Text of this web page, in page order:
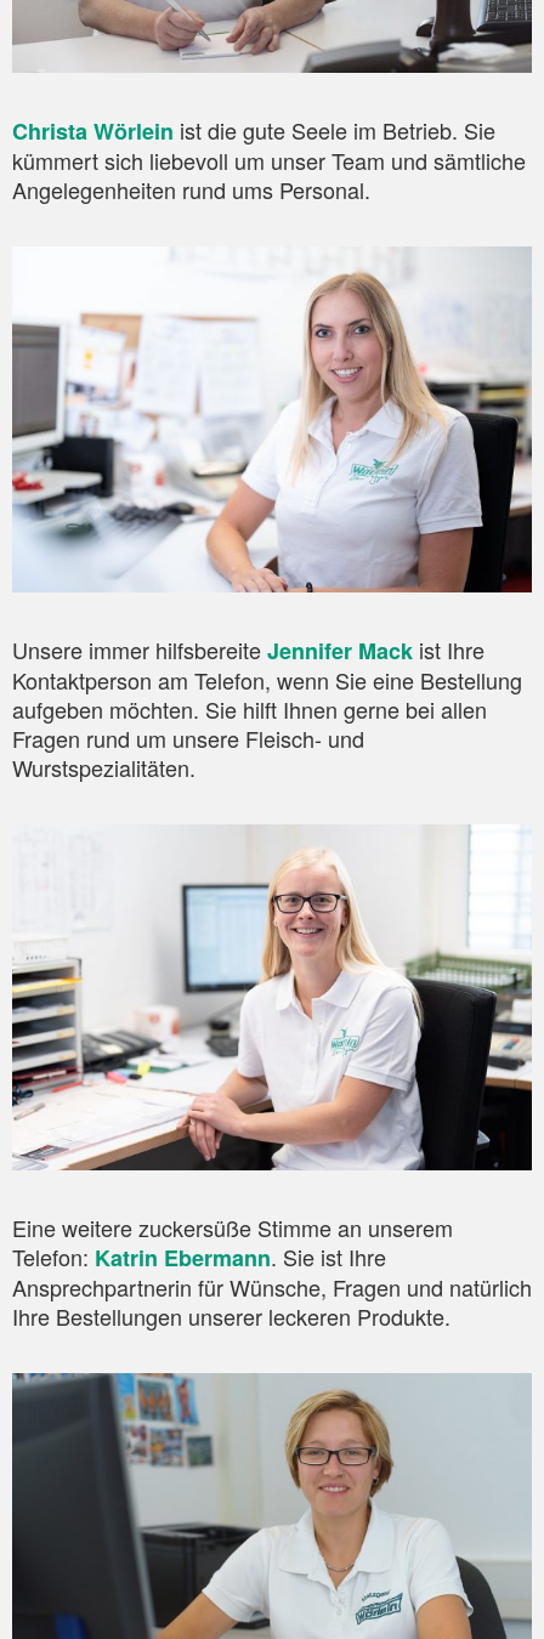
Christa Wörlein ist die gute Seele im Betrieb. Sie
kümmert sich liebevoll um unser Team und sämtliche
Angelegenheiten rund ums Personal.
Unsere immer hilfsbereiteJennifer Mack ist Ihre
Kontaktperson am Telefon, wenn Sie eine Bestellung
aufgeben möchten. Sie hilft Ihnen gerne bei allen
Fragen rund um unsere Fleisch- und
Wurstspezialitäten.
Eine weitere zuckersüße Stimme an unserem
Telefon: Katrin Ebermann. Sie ist Ihre
Ansprechpartnerin für Wünsche, Fragen und natürlich
Ihre Bestellungen unserer leckeren Produkte.